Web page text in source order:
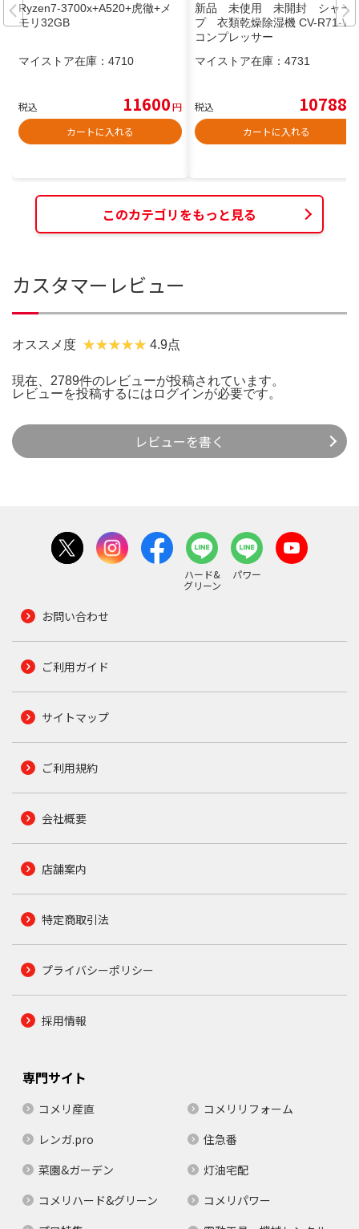
Ryzen7-3700x+A520+虎徹+メ
モリ32GB
マイストア在庫： 4710
税込 11600円
カートに入れる
新品 未使用 未開封 シャー
プ 衣類乾燥除湿機 CV-R71-W
コンプレッサー
マイストア在庫： 4731
税込 10788
カートに入れる
このカテゴリをもっと見る
カスタマーレビュー
オススメ度 4.9点
現在、2789件のレビューが投稿されています。
レビューを投稿するには ログインが必要です。
レビューを書く
ハード&
グリーン
パワー
お問い合わせ
ご利用ガイド
サイトマップ
ご利用規約
会社概要
店舗案内
特定商取引法
プライバシーポリシー
採用情報
専門サイト
コメリ産直
コメリリフォーム
レンガ.pro
住急番
菜園&ガーデン
灯油宅配
コメリハード&グリーン
コメリパワー